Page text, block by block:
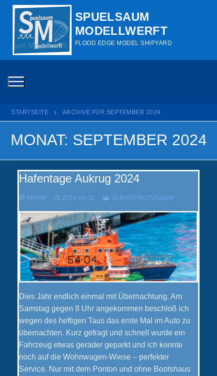
Zum
springen
SPUELSAUM
MODELLWERFT
FLOOD EDGE MODEL SHIPYARD
STARTSEITE ARCHIVE FÜR SEPTEMBER 2024
MONAT: SEPTEMBER 2024
Hafentage Aukrug 2024
ADMIN 2024-09-12 VERANSTALTUNGEN
Dies Jahr endlich einmal mit Übernachtung. Am
Samstag gegen 8 Uhr angekommen beschloß ich
wegen des heftigen Taus das erste Mal im Auto zu
übernachten. Kurz gefragt und schnell wurde ein
Fahrzeug etwas gerader geparkt und ich konnte
noch auf die Wohnwagen-Wiese – perfekter
Service. Nur mit dem Ponton und ohne Bootshaus